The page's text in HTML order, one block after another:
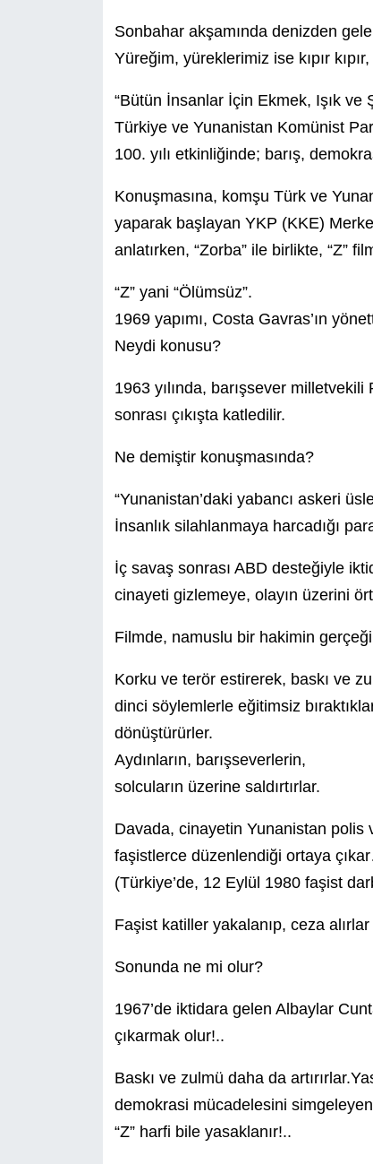
Sonbahar akşamında denizden
Yüreğim, yüreklerimiz ise kıpır
“Bütün İnsanlar İçin Ekmek, Işık ve
Türkiye ve Yunanistan Komünist
100. yılı etkinliğinde; barış,
Konuşmasına, komşu Türk ve
yaparak başlayan YKP (KKE)
anlatırken, “Zorba” ile birlikte, “Z”
“Z” yani “Ölümsüz”.
1969 yapımı, Costa Gavras’ın
Neydi konusu?
1963 yılında, barışsever
sonrası çıkışta katledilir.
Ne demiştir konuşmasında?
“Yunanistan’daki yabancı askeri
İnsanlık silahlanmaya harcadığı
İç savaş sonrası ABD desteğiyle
cinayeti gizlemeye, olayın üzerini
Filmde, namuslu bir hakimin
Korku ve terör estirerek, baskı ve
dinci söylemlerle eğitimsiz
dönüştürürler.
Aydınların, barışseverlerin,
solcuların üzerine saldırtırlar.
Davada, cinayetin Yunanistan polis
faşistlerce düzenlendiği ortaya
(Türkiye’de, 12 Eylül 1980 faşist
Faşist katiller yakalanıp, ceza
Sonunda ne mi olur?
1967’de iktidara gelen Albaylar
çıkarmak olur!..
Baskı ve zulmü daha da
demokrasi mücadelesini simgeleyen
“Z” harfi bile yasaklanır!..